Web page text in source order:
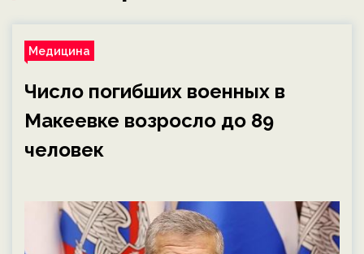
Медицина
Число погибших военных в
Макеевке возросло до 89
человек